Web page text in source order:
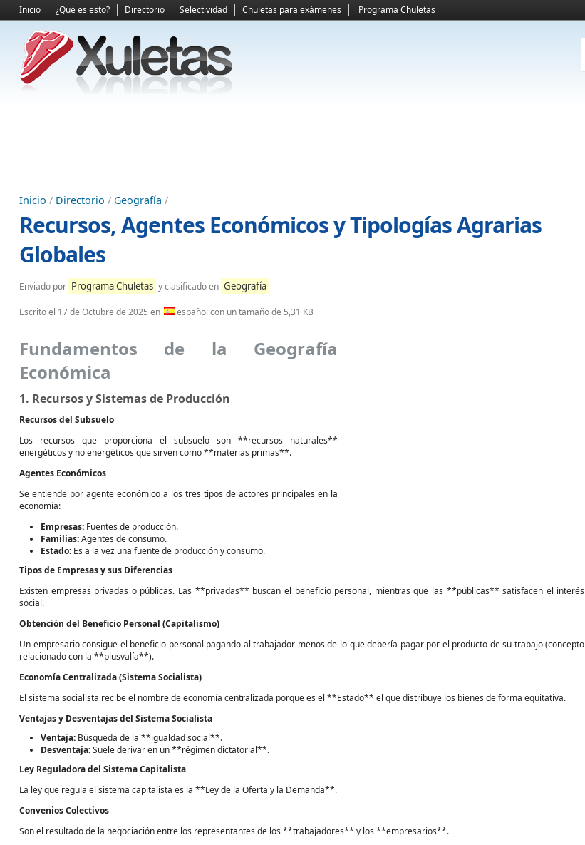
Inicio ¿Qué es esto? Directorio Selectividad Chuletas para exámenes Programa Chuletas
Inicio / Directorio / Geografía /
Recursos, Agentes Económicos y Tipologías Agrarias
Globales
Enviado por Programa Chuletas y clasificado en Geografía
Escrito el 17 de Octubre de 2025 en español con un tamaño de 5,31 KB
Fundamentos de la Geografía
Económica
1. Recursos y Sistemas de Producción
Recursos del Subsuelo
Los recursos que proporciona el subsuelo son **recursos naturales**
energéticos y no energéticos que sirven como **materias primas**.
Agentes Económicos
Se entiende por agente económico a los tres tipos de actores principales en la
economía:
Empresas: Fuentes de producción.
Familias:Agentes de consumo.
Estado: Es a la vez una fuente de producción y consumo.
Tipos de Empresas y sus Diferencias
Existen empresas privadas o públicas. Las **privadas** buscan el beneficio personal, mientras que las **públicas** satisfacen el interés
social.
Obtención del Beneficio Personal (Capitalismo)
Un empresario consigue el beneficio personal pagando al trabajador menos de lo que debería pagar por el producto de su trabajo (concepto
relacionado con la **plusvalía**).
Economía Centralizada (Sistema Socialista)
El sistema socialista recibe el nombre de economía centralizada porque es el **Estado** el que distribuye los bienes de forma equitativa.
Ventajas y Desventajas del Sistema Socialista
Ventaja: Búsqueda de la **igualdad social**.
Desventaja:Suele derivar en un **régimen dictatorial**.
Ley Reguladora del Sistema Capitalista
La ley que regula el sistema capitalista es la **Ley de la Oferta y la Demanda**.
Convenios Colectivos
Son el resultado de la negociación entre los representantes de los **trabajadores** y los **empresarios**.